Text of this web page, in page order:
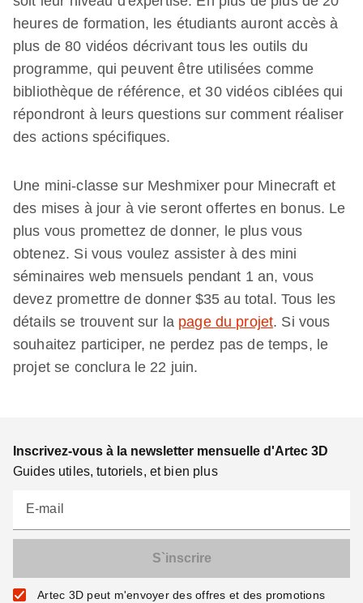
heures de formation, les étudiants auront accès à
plus de 80 vidéos décrivant tous les outils du
programme, qui peuvent être utilisées comme
bibliothèque de référence, et 30 vidéos ciblées qui
répondront à leurs questions sur comment réaliser
des actions spécifiques.
Une mini-classe sur Meshmixer pour Minecraft et
des mises à jour à vie seront offertes en bonus. Le
plus vous promettez de donner, le plus vous
obtenez. Si vous voulez assister à des mini
séminaires web mensuels pendant 1 an, vous
devez promettre de donner $35 au total. Tous les
détails se trouvent sur la page du projet. Si vous
souhaitez participer, ne perdez pas de temps, le
projet se conclura le 22 juin.
Inscrivez-vous à la newsletter mensuelle d'Artec 3D
Guides utiles, tutoriels, et bien plus
E-mail
Artec 3D peut m'envoyer des offres et des promotions